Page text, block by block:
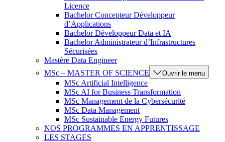
Licence
Bachelor Concepteur Développeur
d’Applications
Bachelor Développeur Data et IA
Bachelor Administrateur d’Infrastructures
Sécurisées
Mastère Data Engineer
MSc – MASTER OF SCIENCE
Ouvrir le menu
MSc Artificial Intelligence
MSc AI for Business Transformation
MSc Management de la Cybersécurité
MSc Data Management
MSc Sustainable Energy Futures
NOS PROGRAMMES EN APPRENTISSAGE
LES STAGES